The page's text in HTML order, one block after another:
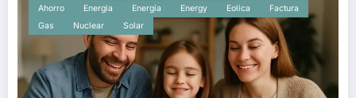
Ahorro Energia Energía Energy Eolica
Factura
Gas
Nuclear Solar